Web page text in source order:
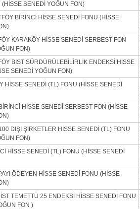
SENEDİ YOĞUN FON)
BİRİNCİ HİSSE SENEDİ FONU (HİSSE
KARAKÖY HİSSE SENEDİ SERBEST FON
FON)
BIST SÜRDÜRÜLEBİLİRLİK ENDEKSİ HİSSE
SENEDİ YOĞUN FON)
HİSSE SENEDİ (TL) FONU (HİSSE SENEDİ
HİSSE SENEDİ SERBEST FON (HİSSE
DIŞI ŞİRKETLER HİSSE SENEDİ (TL) FONU
FON)
HİSSE SENEDİ (TL) FONU (HİSSE SENEDİ
ÖDEYEN HİSSE SENEDİ FONU (HİSSE
TEMETTÜ 25 ENDEKSİ HİSSE SENEDİ FONU
FON )